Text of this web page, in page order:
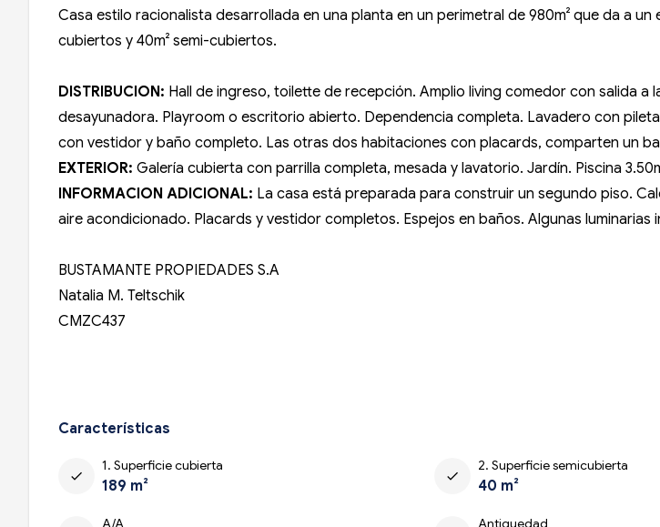
Casa estilo racionalista desarrollada en una planta en un perimetral de 980m² que da a
cubiertos y 40m² semi-cubiertos.
DISTRIBUCION: Hall de ingreso, toilette de recepción. Amplio living comedor con salida
desayunadora. Playroom o escritorio abierto. Dependencia completa. Lavadero con
con vestidor y baño completo. Las otras dos habitaciones con placards, comparten un
EXTERIOR: Galería cubierta con parrilla completa, mesada y lavatorio. Jardín. Piscina
INFORMACION ADICIONAL: La casa está preparada para construir un segundo piso.
aire acondicionado. Placards y vestidor completos. Espejos en baños. Algunas luminarias
BUSTAMANTE PROPIEDADES S.A
Natalia M. Teltschik
CMZC437
Características
check
1. Superficie cubierta
189 m²
check
2. Superficie semicubierta
40 m²
A/A Antiguedad